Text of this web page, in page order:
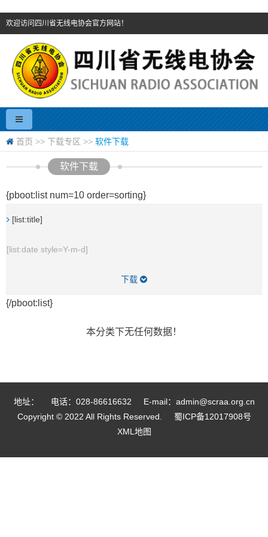
欢迎访问四川省无线电协会官方网站！
首页 >> 下载专区 >> 软件下载
软件下载
{pboot:list num=10 order=sorting}
[list:title]
[list:date style=Y-m-d]
下载
{/pboot:list}
本分类下无任何数据！
地址： 电话：028-86616632
E-mail：admin@scraa.org.cn
Copyright © 2022 All Rights Reserved.
蜀ICP备12017908号
XML地图